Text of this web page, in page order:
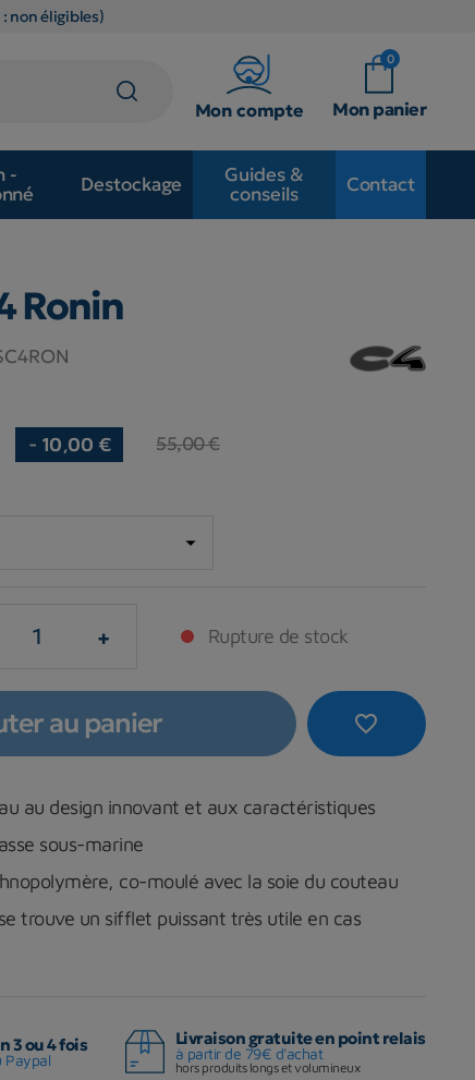
non éligibles)
Mon compte
0
Mon panier
-
Destockage
Guides &
conseils
Contact
Ronin
- 10,00 € 55,00 €
+ Rupture de stock
favorite_border
au panier
au design innovant et aux caractéristiques
sous-marine
co-moulé avec la soie du couteau
trouve un sifflet puissant très utile en cas
3 ou 4 fois
Paypal
Livraison gratuite en point relais
à partir de 79€ d'achat
hors produits longs et volumineux